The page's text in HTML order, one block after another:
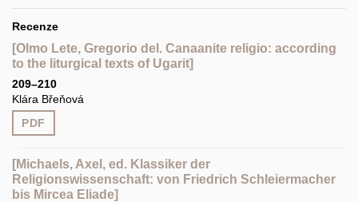
Recenze
[Olmo Lete, Gregorio del. Canaanite religio: according
to the liturgical texts of Ugarit]
209–210
Klára Břeňová
PDF
[Michaels, Axel, ed. Klassiker der
Religionswissenschaft: von Friedrich Schleiermacher
bis Mircea Eliade]